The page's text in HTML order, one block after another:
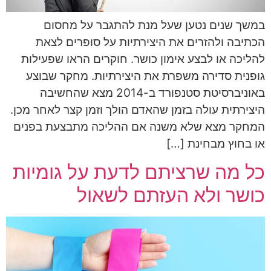
במשך שנים נטען שעל מנת להתגבר על מחסום
הכתיבה ולהזרים את היצירתיות על סופרים לצאת
להליכה או לבצע אימון כושר. חוקרים הראו שפעילות
גופנית סדירה משפרת את היצירתיות. מחקר שבוצע
באוניברסיטת סטנפורד ב-2014 מצא שהחשיבה
היצירתית עולה בזמן שהאדם הולך וזמן קצר לאחר מכן.
המחקר מצא שלא משנה אם ההליכה מתבצעת בפנים
או בחוץ מבחינת […]
כל מה שרציתם לדעת על גומיות
כושר ולא העזתם לשאול